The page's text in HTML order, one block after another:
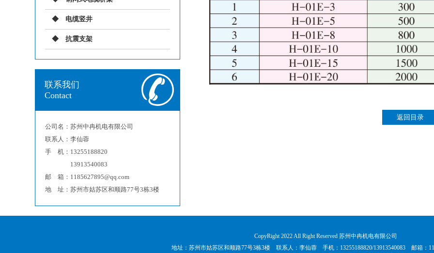
电缆竖井
抗震支架
联系我们
Contact
公司名：苏州中冉机电有限公司
联系人：李仙蓉
手 机：13255188820
13913540083
邮 箱：1185627895@qq.com
地 址：苏州市姑苏区和顺路77号3栋3楼
返回目录
CopyRight 2022 All Right Reserved 苏州中冉机电有限公司
地址：苏州市姑苏区和顺路77号3栋3楼 联系人：李仙蓉 手机：13255188820/13913540083 邮箱：